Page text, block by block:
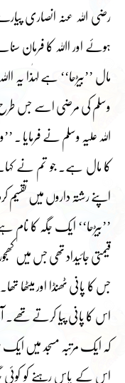
رضی اللہ عنہ انصاری
ہوئے اور اﷲ کا فرمان
مال ’’بیڑحا‘‘ ہے لہٰذا
وسلم کی مرضی اسے جس طرح
اللہ علیہ وسلم نے فرمایا ۔
کا مال ہے۔ جو تم نے
اپنے رشتہ داروں میں تقسیم
’’بیڑحا‘‘ ایک جگہ کا نام
قیمتی جائیداد تھی جس میں
جس کا پانی ٹھنڈا اور
اس کا پانی پیا کرتے
کہ ایک مرتبہ مسجد میں ایک
اس کے پاس رہنے کو کوئی